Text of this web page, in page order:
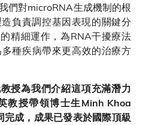
們對microRNA生成機制的根
負責調控基因表現的關鍵分
精細運作，為RNA干擾療法
種疾病帶來更高效的治療方
授為我們介紹這項充滿潛力
教授帶領博士生Minh Khoa
成，成果已發表於國際頂級